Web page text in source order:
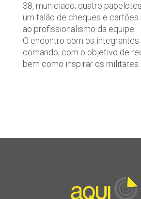
38, municiado; quatro
um talão de cheques e
ao profissionalismo da equipe.
O encontro com os
comando, com o objetivo de
bem como inspirar os